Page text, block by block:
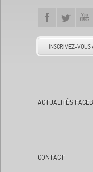
INSCRIVEZ-VOUS
ACTUALITÉS
CONTACT